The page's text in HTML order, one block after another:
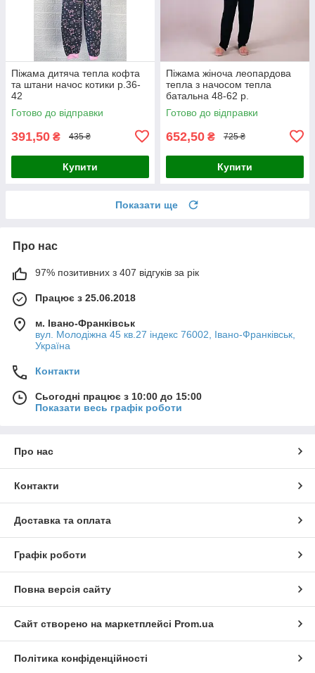
Піжама дитяча тепла кофта
та штани начос котики р.36-
42
Готово до відправки
391,50 ₴ 435 ₴
Купити
Піжама жіноча леопардова
тепла з начосом тепла
батальна 48-62 р.
Готово до відправки
652,50 ₴ 725 ₴
Купити
Показати ще
Про нас
97% позитивних з 407 відгуків за рік
Працює з 25.06.2018
м. Івано-Франківськ
вул. Молодіжна 45 кв.27 індекс 76002, Івано-Франківськ,
Україна
Контакти
Сьогодні працює з 10:00 до 15:00
Показати весь графік роботи
Про нас
Контакти
Доставка та оплата
Графік роботи
Повна версія сайту
Сайт створено на маркетплейсі Prom.ua
Політика конфіденційності